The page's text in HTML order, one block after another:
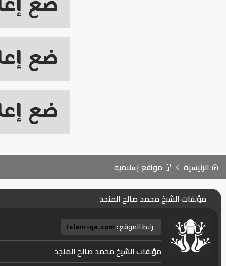
الرئيسية مواقع إسلامية
مؤلفات الشيخ محمد صالح المنجد
رابط الموقع :Islam-qa.com
مؤلفات الشيخ محمد صالح المنجد